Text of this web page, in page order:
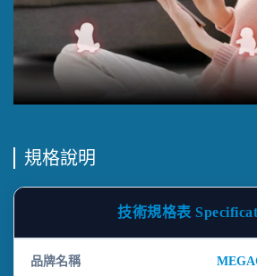
規格說明
技術規格表
品牌名稱